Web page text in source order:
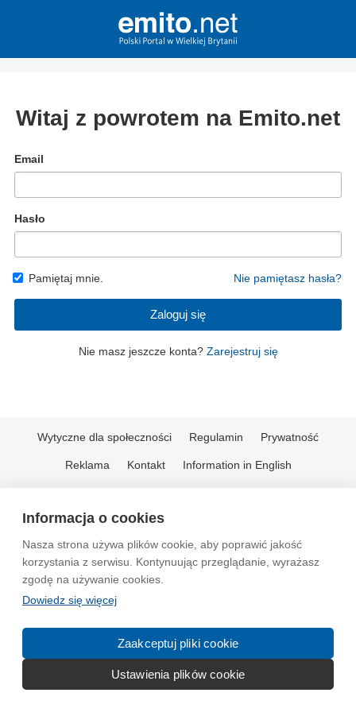
Informacja o cookies
Nasza strona używa plików cookie, aby poprawić jakość
korzystania z serwisu. Kontynuując przeglądanie, wyrażasz
zgodę na używanie cookies.
Dowiedz się więcej
Zaakceptuj pliki cookie
Ustawienia plików cookie
Witaj z powrotem na Emito.net
Email
Hasło
Pamiętaj mnie. Nie pamiętasz hasła?
Zaloguj się
Nie masz jeszcze konta? Zarejestruj się
Wytyczne dla społeczności Regulamin Prywatność
Reklama Kontakt Information in English